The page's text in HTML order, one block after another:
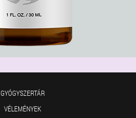
GYÓGYSZERTÁR
VÉLEMÉNYEK